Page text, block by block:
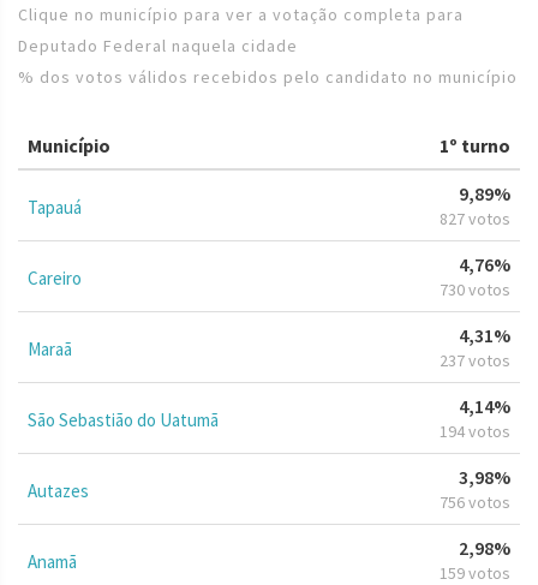
Clique no município para ver a votação completa para
Deputado Federal naquela cidade
% dos votos válidos recebidos pelo candidato no município
Município 1º turno
Tapauá
9,89%
827 votos
Careiro
4,76%
730 votos
Maraã
4,31%
237 votos
São Sebastião do Uatumã
4,14%
194 votos
Autazes
3,98%
756 votos
Anamã
2,98%
159 votos